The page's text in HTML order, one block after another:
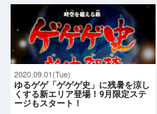
2020.09.01(Tue)
ゆるゲゲ「ゲゲゲ史」に残暑を涼し
くする新エリア登場！9月限定ステ
ージもスタート！